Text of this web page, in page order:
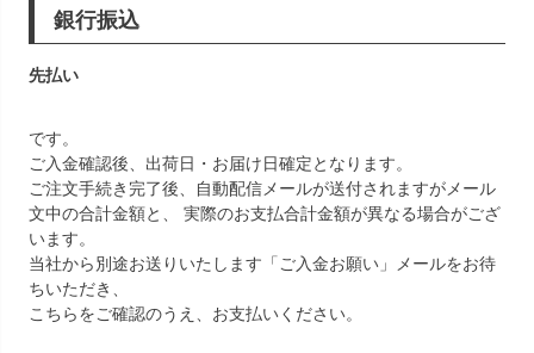
銀行振込
先払い
です。
ご入金確認後、出荷日・お届け日確定となります。
ご注文手続き完了後、自動配信メールが送付されますがメール
文中の合計金額と、 実際のお支払合計金額が異なる場合がござ
います。
当社から別途お送りいたします「ご入金お願い」メールをお待
ちいただき、
こちらをご確認のうえ、お支払いください。